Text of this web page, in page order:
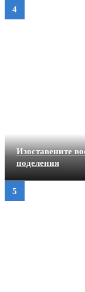
Изоставените
поделения